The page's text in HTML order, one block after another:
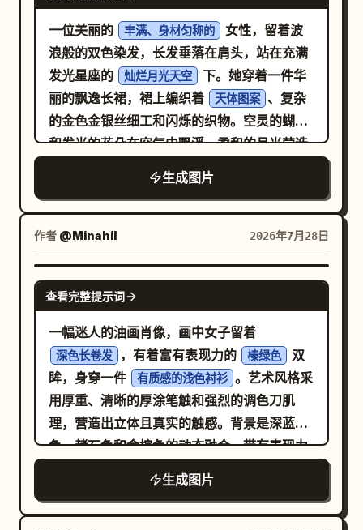
一位美丽的 丰满、身材匀称的
女性，留着波
浪般的双色染发，长发垂落在肩头，站在充满
发光星座的
灿烂月光天空
下。她穿着一件华
丽的飘逸长裙，裙上编织着
天体图案 、复杂
的金色金银丝细工和闪烁的织物。空灵的蝴蝶
和发光的花朵在空气中飘浮，柔和的月光营造
出戏剧性的轮廓光。采用新艺术风格渲染，具
有优雅的流动线条、装饰性花卉边框、浓郁的
蓝宝石色、紫罗兰色和金色调、优美的构图、
富有表现力的眼睛、精致的面部特征、梦幻般
的氛围、油画质感，以及具有卓越细节和视觉
和谐的迷人幻想美学。
生成图片
作者 @Minahil 2026年7月28日
NANO BANANA PRO
查看完整提示词
一幅迷人的油画肖像，画中女子留着
深色长卷发 ，有着富有表现力的 榛绿色
双
眸，身穿一件
有质感的浅色衬衫 。艺术风格采
用厚重、清晰的厚涂笔触和强烈的调色刀肌
理，营造出立体且真实的触感。背景是深蓝
色、赭石色和金棕色的动态融合，带有表现力
十足的抽象笔触。光线突显了温暖的肤色、红
润的双颊和柔和的粉色嘴唇，传达出一种忧郁
而优雅的氛围。
生成图片